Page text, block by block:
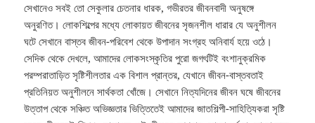
সেখানেও সবই তো সেকুলার চেতনার ধারক, গভীরতর জীবনবাদী অনুষঙ্গে
অনুরণিত। লোকশিল্পের মধ্যে লোকায়ত জীবনের সৃজনশীল ধারার যে অনুশীলন
ঘটে সেখানে বাস্তব জীবন-পরিবেশ থেকে উপাদান সংগ্রহ অনিবার্য হয়ে ওঠে।
সেদিক থেকে দেখলে, আমাদের লোকসংস্কৃতির পুরো জগৎটিই বংশানুক্রমিক
পরম্পরাতাড়িত সৃষ্টিশীলতার এক বিশাল প্রান্তর, যেখানে জীবন-বাস্তবতাই
প্রতিনিয়ত অনুশীলনে সার্থকতা খোঁজে। সেখানে নিত্যদিনের জীবন ঘষে জীবনের
উত্তাপ থেকে সঞ্চিত অভিজ্ঞতার ভিত্তিতেই আমাদের জাতশিল্পী-সাহিত্যিকরা সৃষ্টি